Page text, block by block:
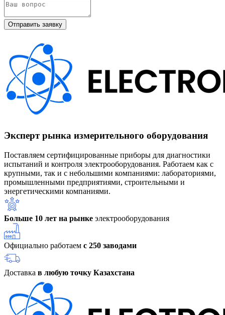
Эксперт рынка измерительного оборудования
Поставляем сертифицированные приборы для диагностики
испытаний и контроля электрооборудования. Работаем как с
крупными, так и с небольшими компаниями: лабораториями,
промышленными предприятиями, строительными и
энергетическими компаниями.
Больше 10 лет на рынке электрооборудования
Официально работаем с 250 заводами
Доставка в любую точку Казахстана